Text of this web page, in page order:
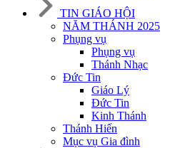
TIN GIÁO HỘI
NĂM THÁNH 2025
Phụng vụ
Phụng vụ
Thánh Nhạc
Đức Tin
Giáo Lý
Đức Tin
Kinh Thánh
Thánh Hiến
Mục vụ Gia đình